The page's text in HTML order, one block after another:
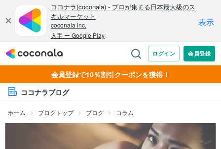
会員登録で10％割引クーポンを獲得！
ココナラブログ
ホーム ブログトップ ブログ コラム